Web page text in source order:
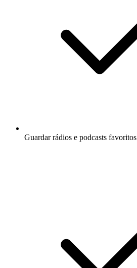
Guardar rádios e podcasts favoritos